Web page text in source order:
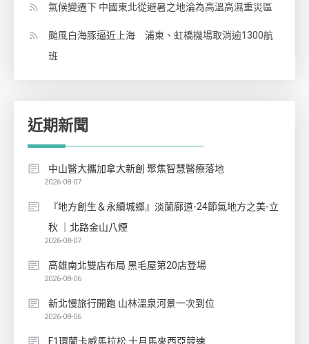
氣候變遷下 中國東北從避暑之地淪為高溫高濕重災區
颱風白海豚逼近上海 浦東、虹橋機場取消逾1300航
班
近期新聞
中山醫大攜加拿大新創 聚焦智慧醫療落地
2026-08-07
『地方創生＆永續城鄉』淡蘭廊道-24節氣地方之美-立
秋 ｜北路金山八煙
2026-08-07
高雄南北雙店布局 黑毛屋第20店登場
2026-08-06
新北慢旅行開跑 山林溫泉河景一次到位
2026-08-06
F1環蘭卡威馬拉松 十月馬來西亞競速